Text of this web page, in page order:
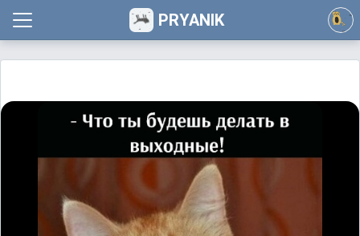
PRYANIK